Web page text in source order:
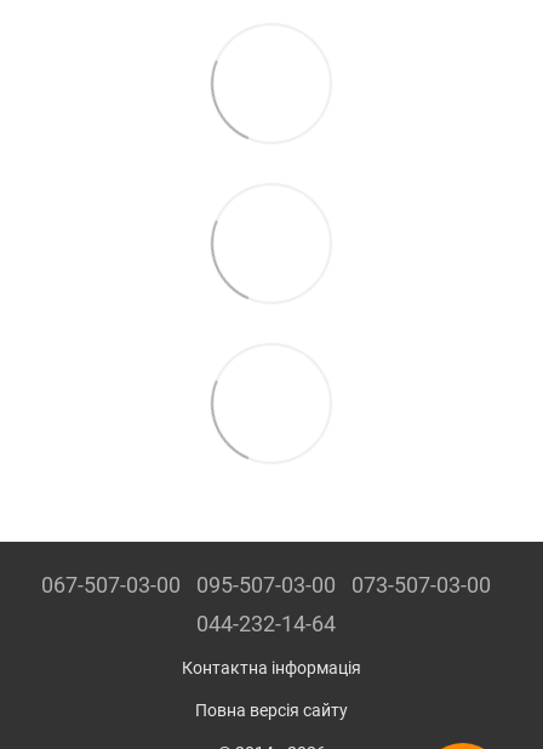
067-507-03-00 095-507-03-00
073-507-03-00
044-232-14-64
Контактна інформація
Повна версія сайту